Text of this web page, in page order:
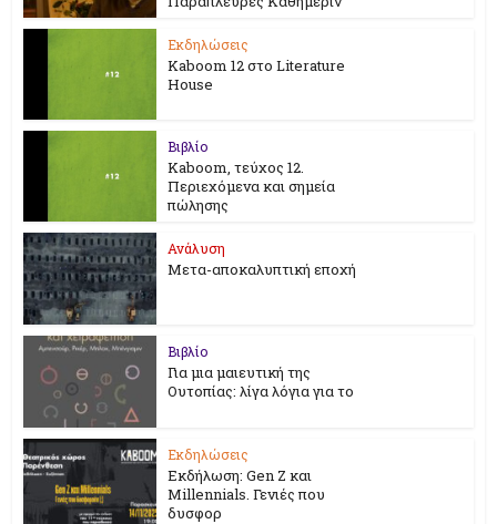
Εκδηλώσεις
Kaboom 12 στο Literature
House
Βιβλίο
Kaboom, τεύχος 12.
Περιεχόμενα και σημεία
πώλησης
Ανάλυση
Μετα-αποκαλυπτική εποχή
Βιβλίο
Για μια μαιευτική της
Ουτοπίας: λίγα λόγια για το
Εκδηλώσεις
Εκδήλωση: Gen Z και
Millennials. Γενιές που
δυσφορ